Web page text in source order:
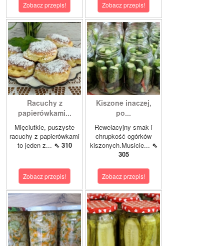
Zobacz przepis! Zobacz przepis!
Racuchy z
papierówkami...
Mięciutkie, puszyste
racuchy z papierówkami
to jeden z... ⇖ 310
Zobacz przepis!
Kiszone inaczej,
po...
Rewelacyjny smak i
chrupkość ogórków
kiszonych.Musicie... ⇖
305
Zobacz przepis!